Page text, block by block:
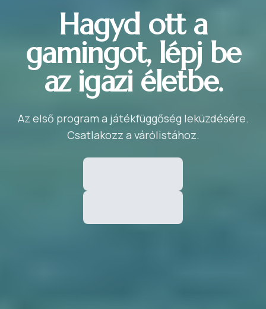
Hagyd ott a
gamingot, lépj be
az igazi életbe.
Az első program a játékfüggőség leküzdésére.
Csatlakozz a várólistához.